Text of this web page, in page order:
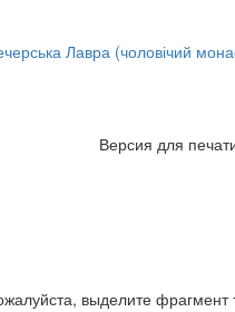
Лавра (чоловічий
Версия для
выделите фрагмент